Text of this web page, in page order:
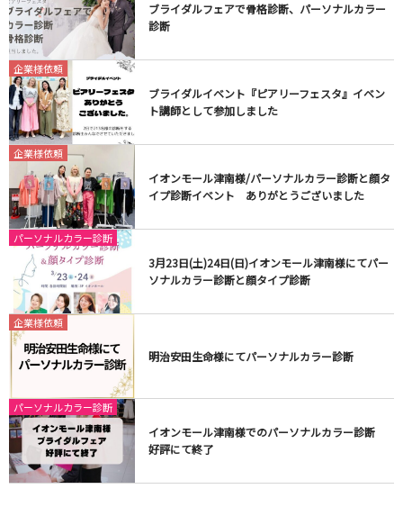
ブライダルフェアで骨格診断、パーソナルカラー
診断
企業様依頼
ブライダルイベント『ピアリーフェスタ』イベン
ト講師として参加しました
企業様依頼
イオンモール津南様/パーソナルカラー診断と顔タ
イプ診断イベント ありがとうございました
パーソナルカラー診断
3月23日(土)24日(日)イオンモール津南様にてパー
ソナルカラー診断と顔タイプ診断
企業様依頼
明治安田生命様にてパーソナルカラー診断
パーソナルカラー診断
イオンモール津南様でのパーソナルカラー診断
好評にて終了